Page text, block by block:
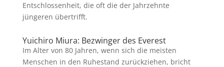
Entschlossenheit, die oft die der Jahrzehnte
jüngeren übertrifft.
Yuichiro Miura: Bezwinger des Everest
Im Alter von 80 Jahren, wenn sich die meisten
Menschen in den Ruhestand zurückziehen, bricht